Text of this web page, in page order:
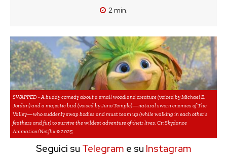
2min.
SWAPPED - A buddy comedy about a small woodland creature (voiced by Michael B.
Jordan) and a majestic bird (voiced by Juno Temple)—natural sworn enemies of The
Valley—who suddenly swap bodies and must team up (while walking in each other’s
feathers and fur) to survive the wildest adventure of their lives. Cr: Skydance
Animation/Netflix © 2025
Seguici su Telegram e su Instagram